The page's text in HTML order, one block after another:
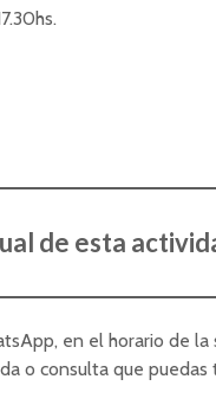
de esta
en el horario de
o consulta que puedas